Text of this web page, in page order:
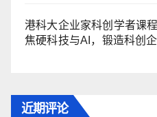
港科大企业家科创学者课
焦硬科技与AI，锻造科创
近期评论